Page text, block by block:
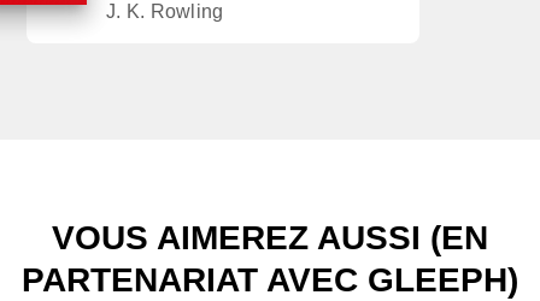
J. K. Rowling
VOUS AIMEREZ AUSSI (EN
PARTENARIAT AVEC GLEEPH)